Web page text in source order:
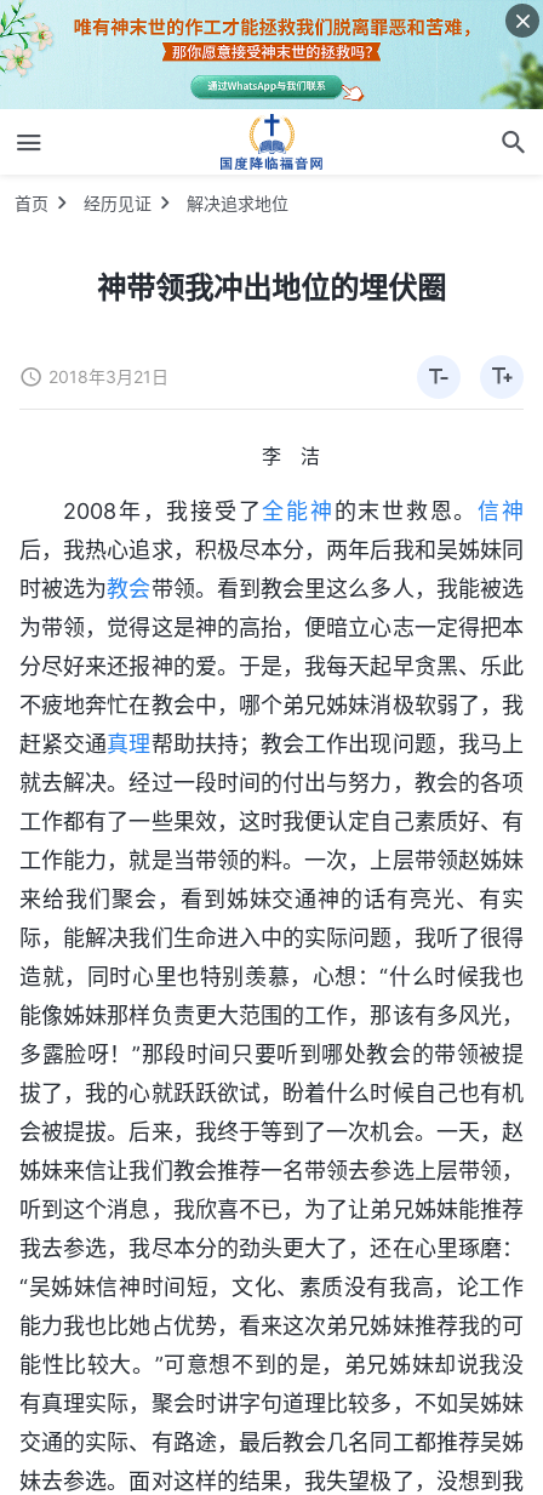
首页 经历见证 解决追求地位
神带领我冲出地位的埋伏圈
2018年3月21日
李 洁
2008年，我接受了全能神的末世救恩。信神
后，我热心追求，积极尽本分，两年后我和吴姊妹同
时被选为教会带领。看到教会里这么多人，我能被选
为带领，觉得这是神的高抬，便暗立心志一定得把本
分尽好来还报神的爱。于是，我每天起早贪黑、乐此
不疲地奔忙在教会中，哪个弟兄姊妹消极软弱了，我
赶紧交通真理帮助扶持；教会工作出现问题，我马上
就去解决。经过一段时间的付出与努力，教会的各项
工作都有了一些果效，这时我便认定自己素质好、有
工作能力，就是当带领的料。一次，上层带领赵姊妹
来给我们聚会，看到姊妹交通神的话有亮光、有实
际，能解决我们生命进入中的实际问题，我听了很得
造就，同时心里也特别羡慕，心想：“什么时候我也
能像姊妹那样负责更大范围的工作，那该有多风光，
多露脸呀！”那段时间只要听到哪处教会的带领被提
拔了，我的心就跃跃欲试，盼着什么时候自己也有机
会被提拔。后来，我终于等到了一次机会。一天，赵
姊妹来信让我们教会推荐一名带领去参选上层带领，
听到这个消息，我欣喜不已，为了让弟兄姊妹能推荐
我去参选，我尽本分的劲头更大了，还在心里琢磨：
“吴姊妹信神时间短，文化、素质没有我高，论工作
能力我也比她占优势，看来这次弟兄姊妹推荐我的可
能性比较大。”可意想不到的是，弟兄姊妹却说我没
有真理实际，聚会时讲字句道理比较多，不如吴姊妹
交通的实际、有路途，最后教会几名同工都推荐吴姊
妹去参选。面对这样的结果，我失望极了，没想到我